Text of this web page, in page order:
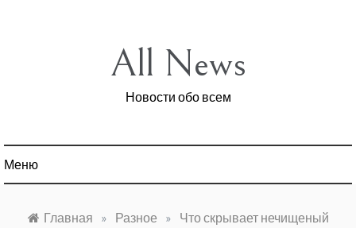
All News
Новости обо всем
Меню
Главная » Разное »
Что скрывает нечищеный